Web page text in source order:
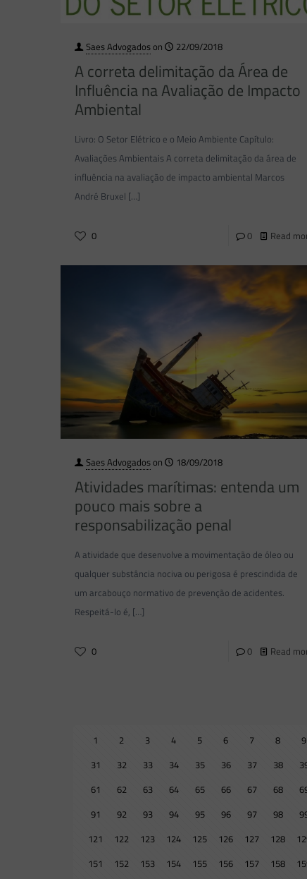
Saes Advogadoson 22/09/2018
A correta delimitação da Área de
Influência na Avaliação de Impacto
Ambiental
Livro: O Setor Elétrico e o Meio Ambiente Capítulo:
Avaliações Ambientais A correta delimitação da área de
influência na avaliação de impacto ambiental Marcos
André Bruxel […]
0 0 Read
Saes Advogadoson 18/09/2018
Atividades marítimas: entenda um
pouco mais sobre a
responsabilização penal
A atividade que desenvolve a movimentação de óleo ou
qualquer substância nociva ou perigosa é prescindida de
um arcabouço normativo de prevenção de acidentes.
Respeitá-lo é, […]
0 0 Read
1 2 3 4 5 6 7 8 9
31
32 33 34 35 36 37 38
61
62 63 64 65 66 67 68
91
92 93 94 95 96 97 98
121
122 123 124 125 126 127 128
151
152 153 154 155 156 157 158